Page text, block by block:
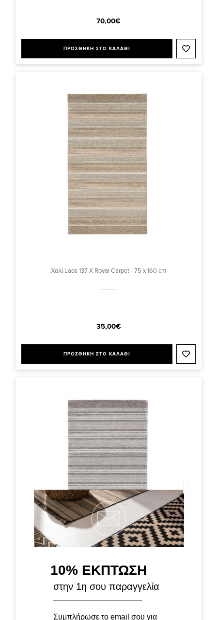
70,00€
ΠΡΟΣΘΗΚΗ ΣΤΟ ΚΑΛΑΘΙ
Χαλί Laos 137 X Royal Carpet - 75 x 160 cm
35,00€
ΠΡΟΣΘΗΚΗ ΣΤΟ ΚΑΛΑΘΙ
Χαλί Laos 150 X Royal Carpet - 75 x 160 cm
10% ΕΚΠΤΩΣΗ
στην 1η σου παραγγελία
Συμπλήρωσε το email σου για